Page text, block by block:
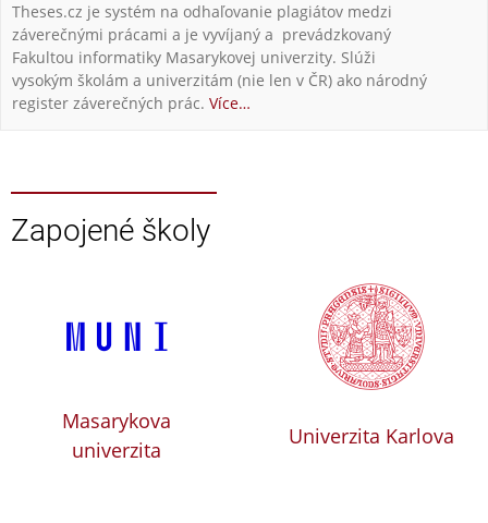
Theses.cz je systém na odhaľovanie plagiátov medzi
záverečnými prácami a je vyvíjaný a prevádzkovaný
Fakultou informatiky Masarykovej univerzity. Slúži
vysokým školám a univerzitám (nie len v ČR) ako národný
register záverečných prác. Více…
Zapojené školy
Masarykova
univerzita
Univerzita Karlova